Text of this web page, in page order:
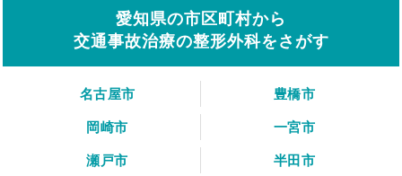
愛知県の市区町村から
交通事故治療の整形外科をさがす
名古屋市
豊橋市
岡崎市
一宮市
瀬戸市
半田市